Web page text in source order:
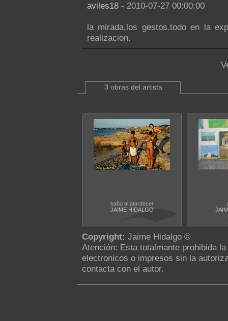
aviles18 - 2010-07-27 00:00:00
la mirada,los gestos.todo en la
realizacion.
3 obras del artista
baño al atardecer
JAIME HIDALGO
Copyright: Jaime Hidalgo ©
Atención: Esta totalmante prohibida
electronicos o impresos sin la
contacta con el autor.